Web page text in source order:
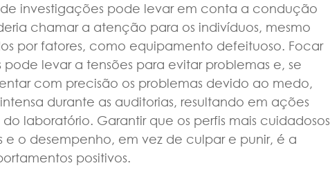
investigações pode levar em conta a condução
chamar a atenção para os indivíduos, mesmo
por fatores, como equipamento defeituoso. Focar
levar a tensões para evitar problemas e, se
com precisão os problemas devido ao medo,
durante as auditorias, resultando em ações
laboratório. Garantir que os perfis mais cuidadosos
e o desempenho, em vez de culpar e punir, é a
positivos.